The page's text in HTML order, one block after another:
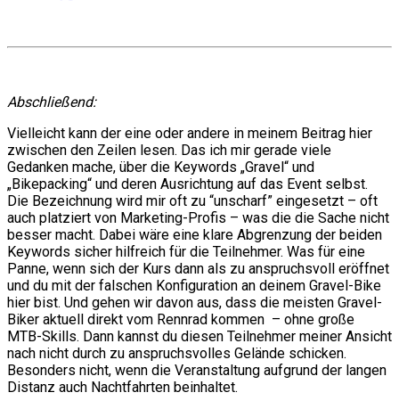
Abschließend:
Vielleicht kann der eine oder andere in meinem Beitrag hier
zwischen den Zeilen lesen. Das ich mir gerade viele
Gedanken mache, über die Keywords „Gravel“ und
„Bikepacking“ und deren Ausrichtung auf das Event selbst.
Die Bezeichnung wird mir oft zu “unscharf” eingesetzt – oft
auch platziert von Marketing-Profis – was die die Sache nicht
besser macht. Dabei wäre eine klare Abgrenzung der beiden
Keywords sicher hilfreich für die Teilnehmer. Was für eine
Panne, wenn sich der Kurs dann als zu anspruchsvoll eröffnet
und du mit der falschen Konfiguration an deinem Gravel-Bike
hier bist. Und gehen wir davon aus, dass die meisten Gravel-
Biker aktuell direkt vom Rennrad kommen – ohne große
MTB-Skills. Dann kannst du diesen Teilnehmer meiner Ansicht
nach nicht durch zu anspruchsvolles Gelände schicken.
Besonders nicht, wenn die Veranstaltung aufgrund der langen
Distanz auch Nachtfahrten beinhaltet.